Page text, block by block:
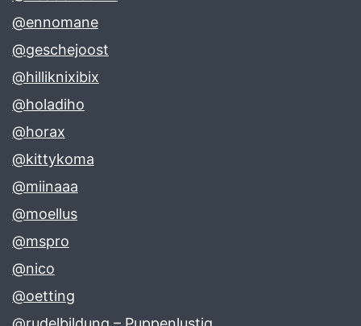
@ennomane
@geschejoost
@hilliknixibix
@holadiho
@horax
@kittykoma
@miinaaa
@moellus
@mspro
@nico
@oetting